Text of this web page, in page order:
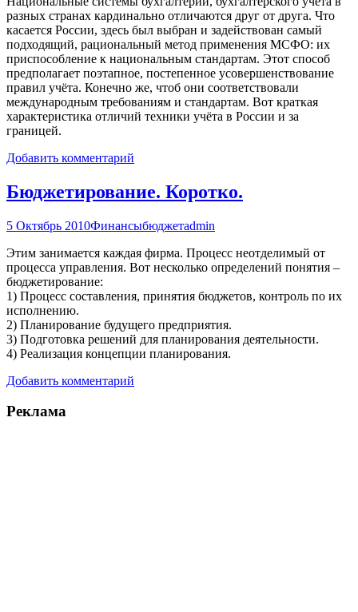
разных странах кардинально отличаются друг от друга. Что
касается России, здесь был выбран и задействован самый
подходящий, рациональный метод применения МСФО: их
приспособление к национальным стандартам. Этот способ
предполагает поэтапное, постепенное усовершенствование
правил учёта. Конечно же, чтоб они соответствовали
международным требованиям и стандартам. Вот краткая
характеристика отличий техники учёта в России и за
границей.
Добавить комментарий
Бюджетирование. Коротко.
5 Октябрь 2010Финансыбюджетadmin
Этим занимается каждая фирма. Процесс неотделимый от
процесса управления. Вот несколько определений понятия –
бюджетирование:
1) Процесс составления, принятия бюджетов, контроль по их
исполнению.
2) Планирование будущего предприятия.
3) Подготовка решений для планирования деятельности.
4) Реализация концепции планирования.
Добавить комментарий
Реклама